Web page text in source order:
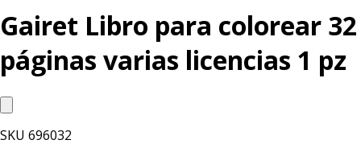
Gairet Libro para colorear 32
páginas varias licencias 1 pz
SKU 696032